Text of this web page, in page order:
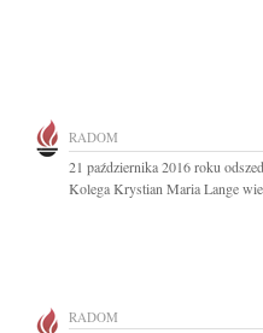
RADOM
21 października 2016 roku
Kolega Krystian Maria Lange
RADOM